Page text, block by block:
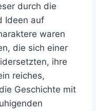
durch die
Ideen auf
waren
die sich einer
ihre
reiches,
Geschichte mit